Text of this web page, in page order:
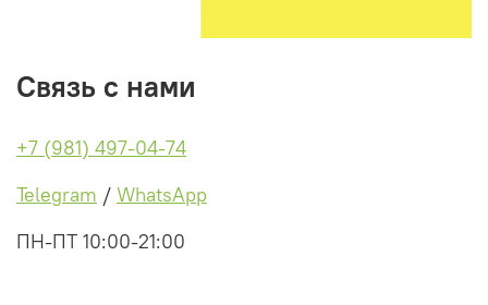
Связь с нами
+7 (981) 497-04-74
Telegram / WhatsApp
ПН-ПТ 10:00-21:00